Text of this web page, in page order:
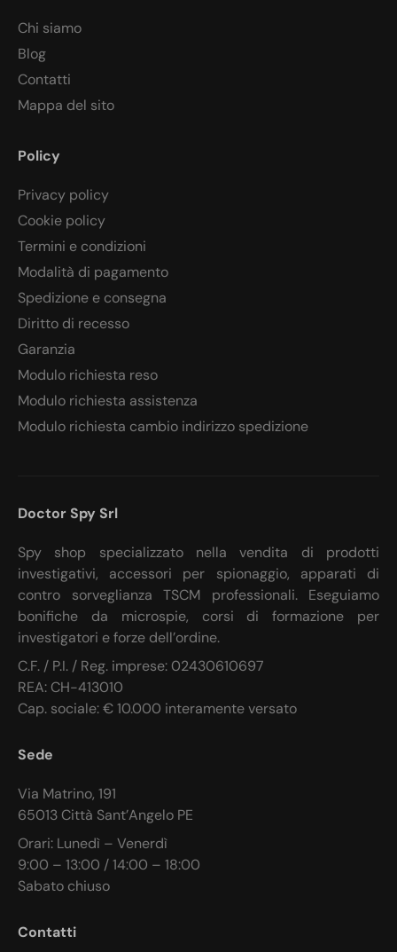
Chi siamo
Blog
Contatti
Mappa del sito
Policy
Privacy policy
Cookie policy
Termini e condizioni
Modalità di pagamento
Spedizione e consegna
Diritto di recesso
Garanzia
Modulo richiesta reso
Modulo richiesta assistenza
Modulo richiesta cambio indirizzo spedizione
Doctor Spy Srl
Spy shop specializzato nella vendita di prodotti
investigativi, accessori per spionaggio, apparati di
contro sorveglianza TSCM professionali. Eseguiamo
bonifiche da microspie, corsi di formazione per
investigatori e forze dell’ordine.
C.F. / P.I. / Reg. imprese: 02430610697
REA: CH-413010
Cap. sociale: € 10.000 interamente versato
Sede
Via Matrino, 191
65013 Città Sant’Angelo PE
Orari: Lunedì – Venerdì
9:00 – 13:00 / 14:00 – 18:00
Sabato chiuso
Contatti